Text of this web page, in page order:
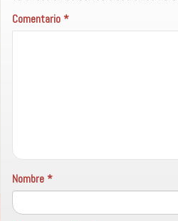
Comentario*
Nombre*